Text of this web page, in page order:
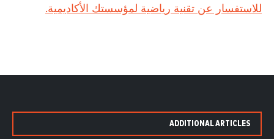
للاستفسار عن تقنية رياضية لمؤسستك الأكاديمية.
ADDITIONAL ARTICLES